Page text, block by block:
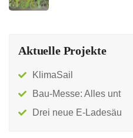
Aktuelle Projekte
KlimaSail
Bau-Messe: Alles unt
Drei neue E-Ladesäu